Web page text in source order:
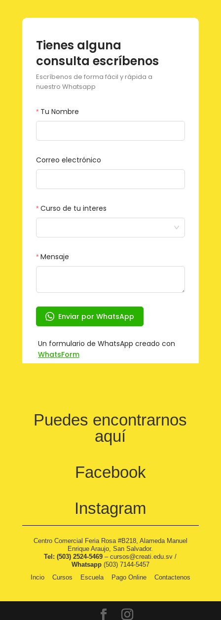
Puedes encontrarnos
aquí
Facebook
Instagram
Centro Comercial Feria Rosa #B218, Alameda Manuel
Enrique Araujo, San Salvador.
Tel: (503) 2524-5469 –cursos@creati.edu.sv /
Whatsapp(503) 7144-5457
Incio
Cursos Escuela Pago Online Contactenos